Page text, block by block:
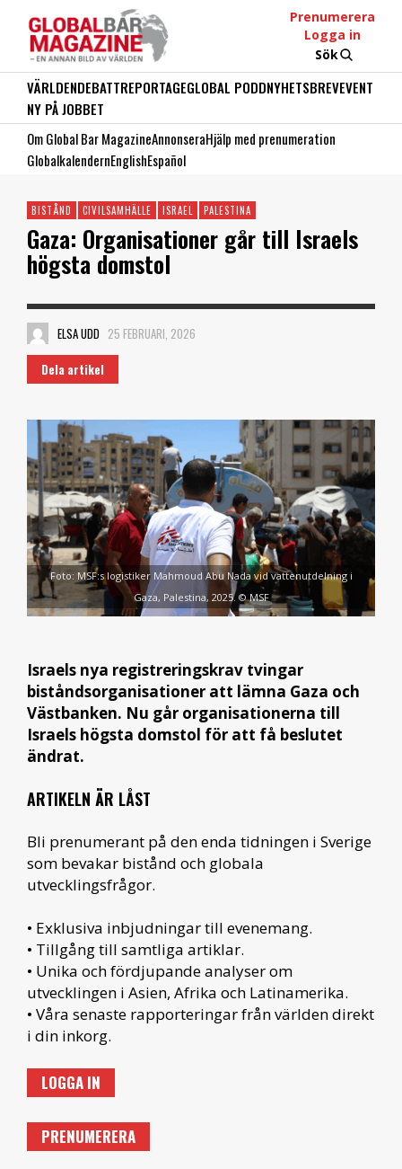
Prenumerera
Logga in
Sök
VÄRLDENDEBATTREPORTAGEGLOBAL PODDNYHETSBREVEVENT
NY PÅ JOBBET
Om Global Bar MagazineAnnonseraHjälp med prenumeration
GlobalkalendernEnglishEspañol
BISTÅND CIVILSAMHÄLLE ISRAEL PALESTINA
Gaza: Organisationer går till Israels
högsta domstol
ELSA UDD 25 FEBRUARI, 2026
Dela artikel
Foto: MSF:s logistiker Mahmoud Abu Nada vid vattenutdelning i
Gaza, Palestina, 2025. © MSF
Israels nya registreringskrav tvingar
biståndsorganisationer att lämna Gaza och
Västbanken. Nu går organisationerna till
Israels högsta domstol för att få beslutet
ändrat.
ARTIKELN ÄR LÅST
Bli prenumerant på den enda tidningen i Sverige
som bevakar bistånd och globala
utvecklingsfrågor.
• Exklusiva inbjudningar till evenemang.
• Tillgång till samtliga artiklar.
• Unika och fördjupande analyser om
utvecklingen i Asien, Afrika och Latinamerika.
• Våra senaste rapporteringar från världen direkt
i din inkorg.
LOGGA IN
PRENUMERERA